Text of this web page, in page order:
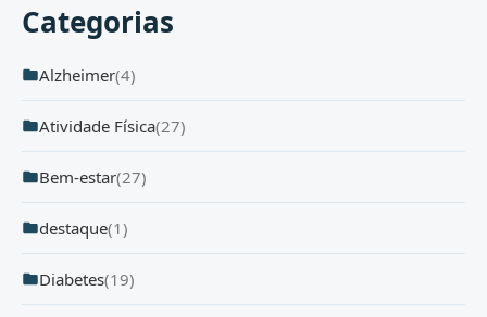
Categorias
Alzheimer(4)
Atividade Física(27)
Bem-estar(27)
destaque(1)
Diabetes(19)